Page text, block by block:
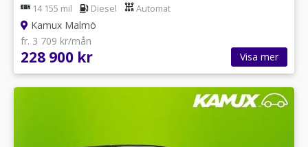
14 155 mil Diesel Automat
Kamux Malmö
fr. 3 709 kr/mån
228 900 kr Visa mer